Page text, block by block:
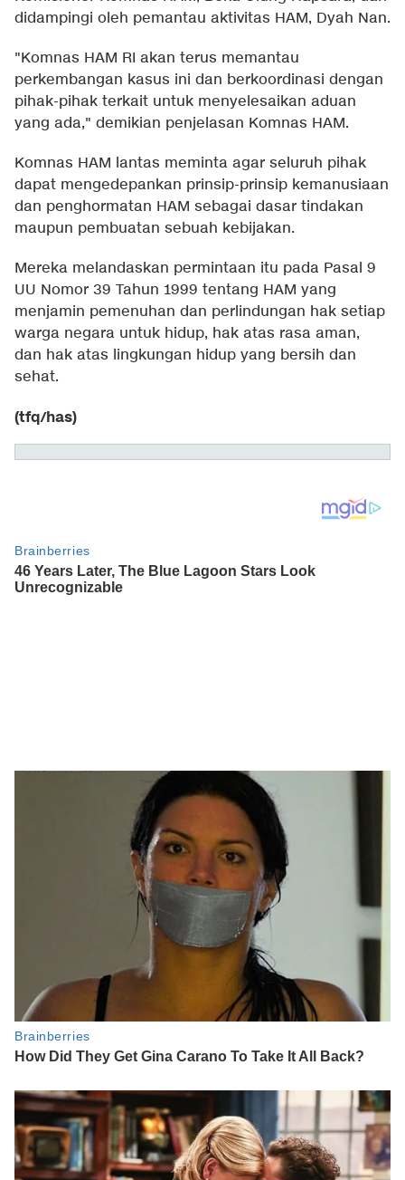
didampingi oleh pemantau aktivitas HAM, Dyah Nan.
"Komnas HAM RI akan terus memantau
perkembangan kasus ini dan berkoordinasi dengan
pihak-pihak terkait untuk menyelesaikan aduan
yang ada," demikian penjelasan Komnas HAM.
Komnas HAM lantas meminta agar seluruh pihak
dapat mengedepankan prinsip-prinsip kemanusiaan
dan penghormatan HAM sebagai dasar tindakan
maupun pembuatan sebuah kebijakan.
Mereka melandaskan permintaan itu pada Pasal 9
UU Nomor 39 Tahun 1999 tentang HAM yang
menjamin pemenuhan dan perlindungan hak setiap
warga negara untuk hidup, hak atas rasa aman,
dan hak atas lingkungan hidup yang bersih dan
sehat.
(tfq/has)